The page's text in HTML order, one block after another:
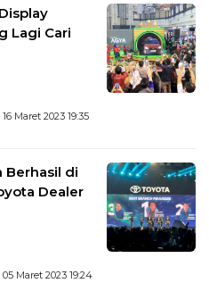
Lagi Cari
16 Maret 2023 19:35
Berhasil di
Dealer
05 Maret 2023 19:24